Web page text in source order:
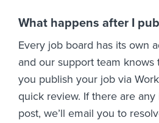
What happens after I
Every job board has its own
and our support team knows
you publish your job via
quick review. If there are
post, we’ll email you to